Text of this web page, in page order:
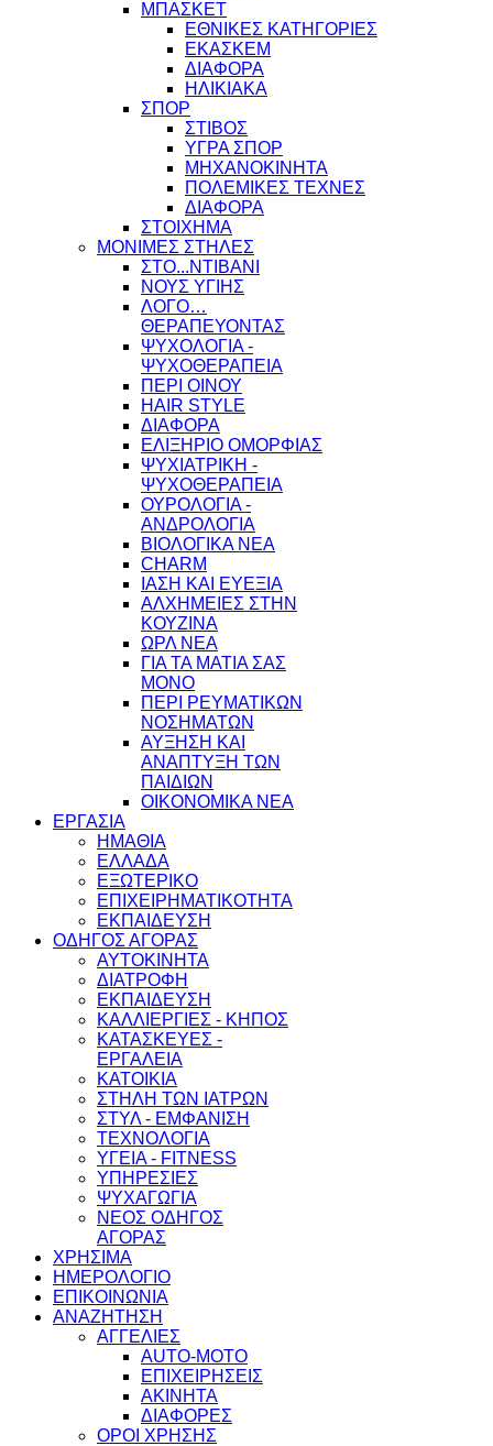
ΜΠΑΣΚΕΤ
ΕΘΝΙΚΕΣ ΚΑΤΗΓΟΡΙΕΣ
ΕΚΑΣΚΕΜ
ΔΙΑΦΟΡΑ
ΗΛΙΚΙΑΚΑ
ΣΠΟΡ
ΣΤΙΒΟΣ
ΥΓΡΑ ΣΠΟΡ
ΜΗΧΑΝΟΚΙΝΗΤΑ
ΠΟΛΕΜΙΚΕΣ ΤΕΧΝΕΣ
ΔΙΑΦΟΡΑ
ΣΤΟΙΧΗΜΑ
ΜΟΝΙΜΕΣ ΣΤΗΛΕΣ
ΣΤΟ...ΝΤΙΒΑΝΙ
ΝΟΥΣ ΥΓΙΗΣ
ΛΟΓΟ…
ΘΕΡΑΠΕΥΟΝΤΑΣ
ΨΥΧΟΛΟΓΙΑ -
ΨΥΧΟΘΕΡΑΠΕΙΑ
ΠΕΡΙ ΟΙΝΟΥ
HAIR STYLE
ΔΙΑΦΟΡΑ
ΕΛΙΞΗΡΙΟ ΟΜΟΡΦΙΑΣ
ΨΥΧΙΑΤΡΙΚΗ -
ΨΥΧΟΘΕΡΑΠΕΙΑ
ΟΥΡΟΛΟΓΙΑ -
ΑΝΔΡΟΛΟΓΙΑ
ΒΙΟΛΟΓΙΚΑ ΝΕΑ
CHARM
ΙΑΣΗ ΚΑΙ ΕΥΕΞΙΑ
ΑΛΧΗΜΕΙΕΣ ΣΤΗΝ
ΚΟΥΖΙΝΑ
ΩΡΛ ΝEA
ΓΙΑ ΤΑ ΜΑΤΙΑ ΣΑΣ
ΜΟΝΟ
ΠΕΡΙ ΡΕΥΜΑΤΙΚΩΝ
ΝΟΣΗΜΑΤΩΝ
ΑΥΞΗΣΗ ΚΑΙ
ΑΝΑΠΤΥΞΗ ΤΩΝ
ΠΑΙΔΙΩΝ
ΟΙΚΟΝΟΜΙΚΑ ΝΕΑ
ΕΡΓΑΣΙΑ
ΗΜΑΘΙΑ
ΕΛΛΑΔΑ
ΕΞΩΤΕΡΙΚΟ
ΕΠΙΧΕΙΡΗΜΑΤΙΚΟΤΗΤΑ
ΕΚΠΑΙΔΕΥΣΗ
ΟΔΗΓΟΣ ΑΓΟΡΑΣ
ΑΥΤΟΚΙΝΗΤΑ
ΔΙΑΤΡΟΦΗ
ΕΚΠΑΙΔΕΥΣΗ
ΚΑΛΛΙΕΡΓΙΕΣ - ΚΗΠΟΣ
ΚΑΤΑΣΚΕΥΕΣ -
ΕΡΓΑΛΕΙΑ
ΚΑΤΟΙΚΙΑ
ΣΤΗΛΗ ΤΩΝ ΙΑΤΡΩΝ
ΣΤΥΛ - ΕΜΦΑΝΙΣΗ
ΤΕΧΝΟΛΟΓΙΑ
ΥΓΕΙΑ - FITNESS
ΥΠΗΡΕΣΙΕΣ
ΨΥΧΑΓΩΓΙΑ
ΝΕΟΣ ΟΔΗΓΟΣ
ΑΓΟΡΑΣ
ΧΡΗΣΙΜΑ
ΗΜΕΡΟΛΟΓΙΟ
ΕΠΙΚΟΙΝΩΝΙΑ
ΑΝΑΖΗΤΗΣΗ
ΑΓΓΕΛΙΕΣ
AUTO-MOTO
ΕΠΙΧΕΙΡΗΣΕΙΣ
ΑΚΙΝΗΤΑ
ΔΙΑΦΟΡΕΣ
ΟΡΟΙ ΧΡΗΣΗΣ